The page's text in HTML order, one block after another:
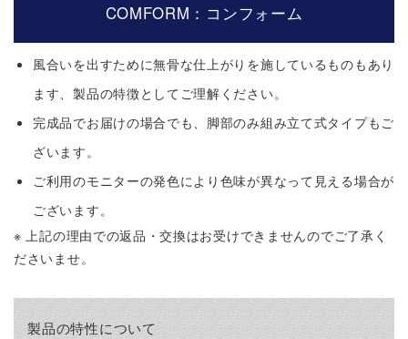
COMFORM：コンフォーム
風合いを出すために無骨な仕上がりを施しているものもあり
ます、製品の特徴としてご理解ください。
完成品でお届けの場合でも、脚部のみ組み立て式タイプもご
ざいます。
ご利用のモニターの発色により色味が異なって見える場合が
ございます。
※ 上記の理由での返品・交換はお受けできませんのでご了承く
ださいませ。
製品の特性について